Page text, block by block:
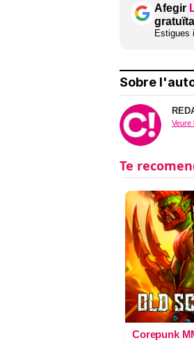
Afegir
gratuïta
Estigues
Sobre
Veure
Corepunk